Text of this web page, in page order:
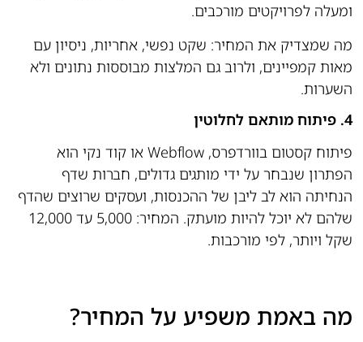
ומעלה לפרויקטים מורכבים.
מה שמצדיק את המחיר: שקט נפשי, אחריות, ניסיון עם
מאות קמפיינים, ולרוב גם המלצות מבוססות נתונים ולא
השערות.
4. פיתוח מותאם לחלוטין
פיתוח קסטום בוורדפרס, Webflow או קוד נקי הוא
הפתרון שנבחר על ידי מותגים גדולים, חברות שדף
הנחיתה הוא לב ליבן של ההכנסות, ועסקים שרוצים שהדף
שלהם לא יוכל להיות מועתק. המחיר: 5,000 עד 12,000
שקל ויותר, לפי מורכבות.
מה באמת משפיע על המחיר?